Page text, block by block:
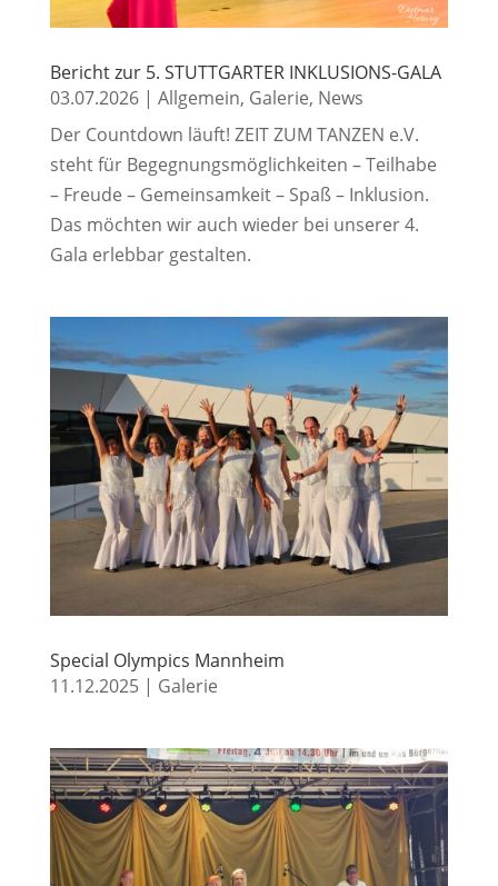
Bericht zur 5. STUTTGARTER INKLUSIONS-GALA
03.07.2026| Allgemein, Galerie, News
Der Countdown läuft! ZEIT ZUM TANZEN e.V.
steht für Begegnungsmöglichkeiten – Teilhabe
– Freude – Gemeinsamkeit – Spaß – Inklusion.
Das möchten wir auch wieder bei unserer 4.
Gala erlebbar gestalten.
Special Olympics Mannheim
11.12.2025| Galerie